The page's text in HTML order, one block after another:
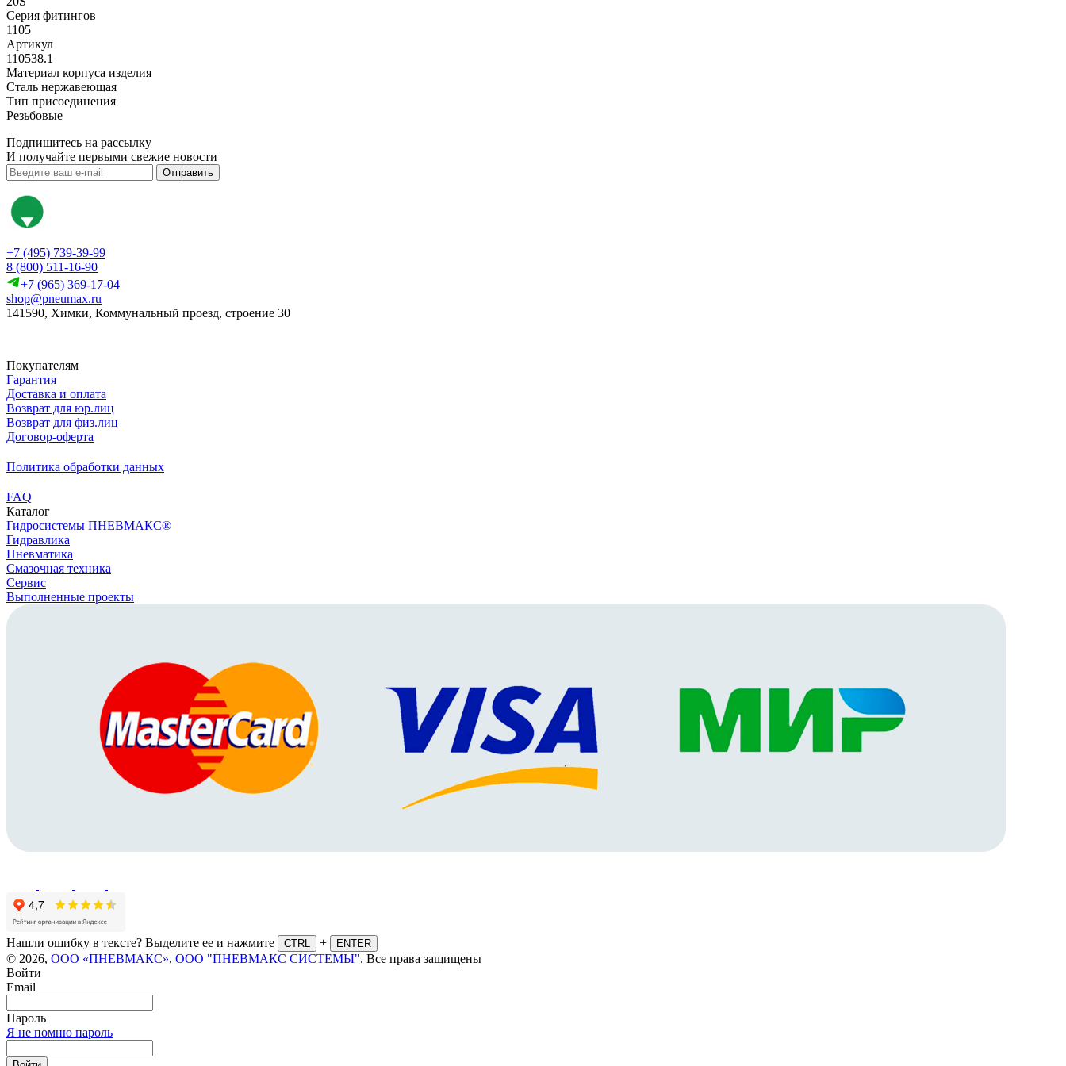
Серия фитингов
1105
Артикул
110538.1
Материал корпуса изделия
Сталь нержавеющая
Тип присоединения
Резьбовые
Подпишитесь на рассылку
И получайте первыми свежие новости
Отправить
+7 (495) 739-39-99
8 (800) 511-16-90
+7 (965) 369-17-04
shop@pneumax.ru
141590, Химки, Коммунальный проезд, строение 30
Покупателям
Гарантия
Доставка и оплата
Возврат для юр.лиц
Возврат для физ.лиц
Договор-оферта
Политика обработки данных
FAQ
Каталог
Гидросистемы ПНЕВМАКС®
Гидравлика
Пневматика
Смазочная техника
Сервис
Выполненные проекты
Нашли ошибку в тексте? Выделите ее и нажмите CTRL + ENTER
© 2026, ООО «ПНЕВМАКС», ООО "ПНЕВМАКС СИСТЕМЫ". Все права защищены
Войти
Email
Пароль
Я не помню пароль